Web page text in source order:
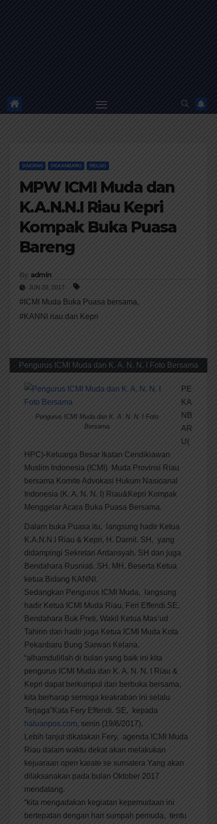
DAERAH PEKANBARU RELIGI
MPW ICMI Muda dan
K.A.N.N.I Riau Kepri
Kompak Buka Puasa
Bareng
By admin
JUN 20, 2017
#ICMI Muda Buka Puasa bersama,
#KANNI riau dan Kepri
Pengurus ICMI Muda dan K. A. N. N. I Foto Bersama
Pengurus ICMI Muda dan K. A. N. N. I Foto
Bersama
PE
KA
NB
AR
U(
HPC)-Keluarga Besar Ikatan Cendikiawan
Muslim Indonesia (ICMI) Muda Provinsi Riau
bersama Komite Advokasi Hukum Nasioanal
Indonesia (K. A. N. N. I) Riau&Kepri Kompak
Menggelar Acara Buka Puasa Bersama.
Dalam buka Puasa itu, langsung hadir Ketua
K.A.N.N.I Riau & Kepri, H. Darnil. SH, yang
didampingi Sekretari Ardansyah. SH dan juga
Bendahara Rusniati. SH. MH. Beserta Ketua
ketua Bidang KANNI.
Sedangkan Pengurus ICMI Muda, langsung
hadir Ketua ICMI Muda Riau, Feri Effendi.SE,
Bendahara Buk Preti, Wakil Ketua Mas’ud
Tahirin dan hadir juga Ketua ICMI Muda Kota
Pekanbaru Bung Sarwan Kelana.
“alhamdulillah di bulan yang baik ini kita
pengurus ICMI Muda dan K. A. N. N. I Riau &
Kepri dapat berkumpul dan berbuka bersama,
kita berharap semoga keakraban ini selalu
Terjaga”Kata Fery Effendi. SE, kepada
haluanpos.com, senin (19/6/2017).
Lebih lanjut dikatakan Fery, agenda ICMI Muda
Riau dalam waktu dekat akan melakukan
kejuaraan open karate se sumatera Yang akan
dilaksanakan pada bulan Oktober 2017
mendatang.
“kita mengadakan kegiatan kepemudaan ini
bertepatan dengan hari sumpah pemuda, tentu